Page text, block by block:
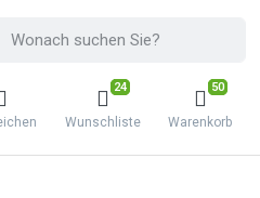
24
Wunschliste
50
Warenkorb